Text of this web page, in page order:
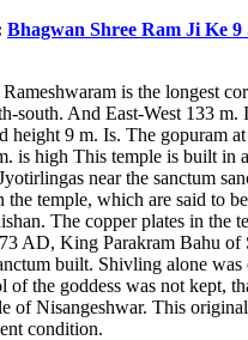
Bhagwan Shree Ram Ji Ke 9
is the longest
south. And East-West 133
height 9 m. Is. The gopuram
is high This temple is built in
near the sanctum
temple, which are said to
The copper plates in the
AD, King Parakram Bahu of
built. Shivling alone was
of the goddess was not kept,
of Nisangeshwar. This
condition.